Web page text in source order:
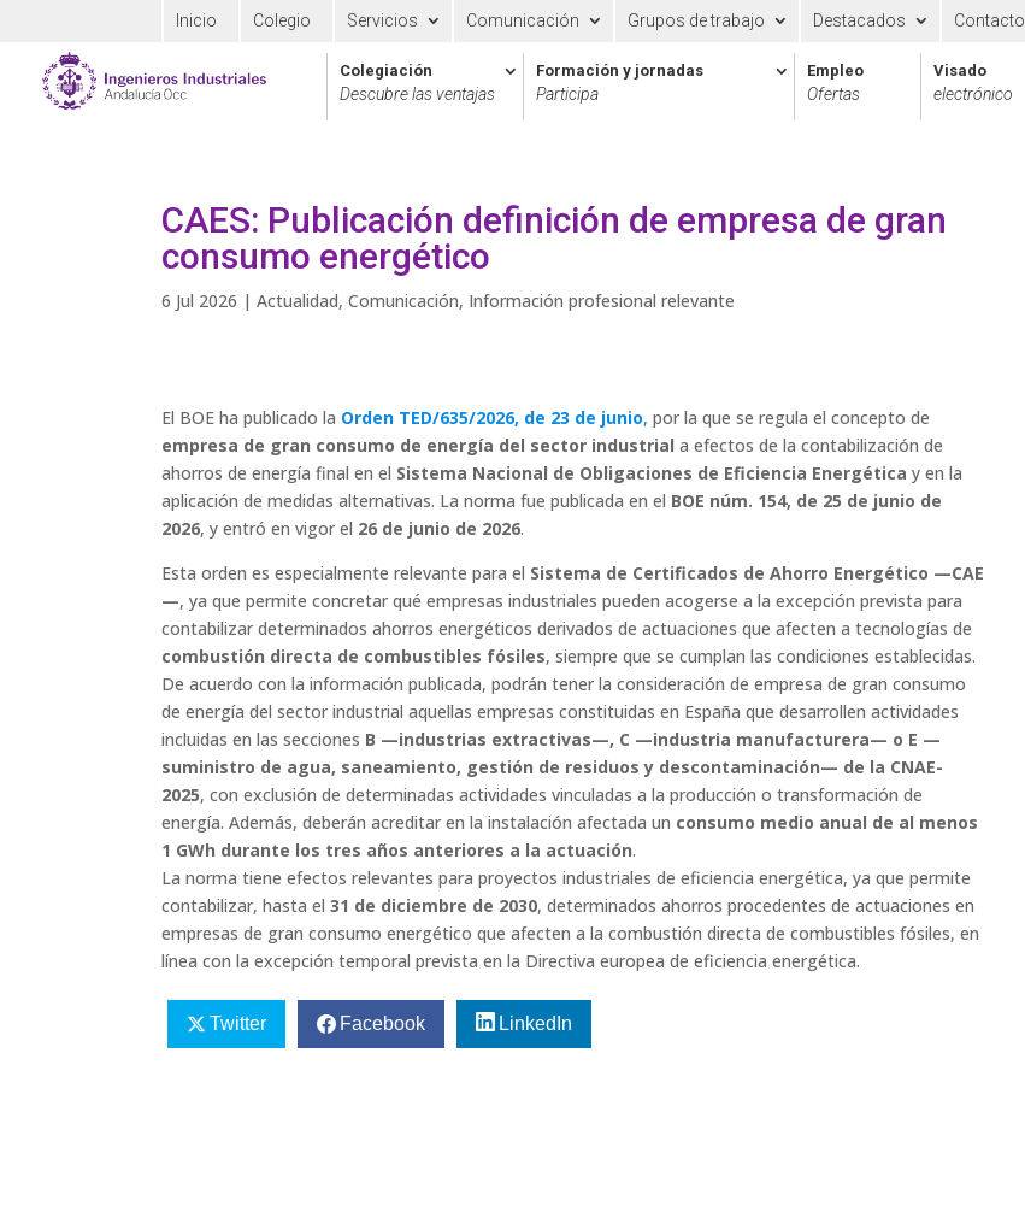
Inicio Colegio Servicios Comunicación Grupos de trabajo Destacados Contacto
Colegiación
Descubre las ventajas
Formación y jornadas
Participa
Empleo
Ofertas
Visado
electrónico
CAES: Publicación definición de empresa de gran
consumo energético
6 Jul 2026 |Actualidad,Comunicación, Información profesional relevante
El BOE ha publicado la Orden TED/635/2026, de 23 de junio, por la que se regula el concepto de
empresa de gran consumo de energía del sector industrial a efectos de la contabilización de
ahorros de energía final en el Sistema Nacional de Obligaciones de Eficiencia Energética y en la
aplicación de medidas alternativas. La norma fue publicada en el BOE núm. 154, de 25 de junio de
2026, y entró en vigor el 26 de junio de 2026.
Esta orden es especialmente relevante para el Sistema de Certificados de Ahorro Energético —CAE
—, ya que permite concretar qué empresas industriales pueden acogerse a la excepción prevista para
contabilizar determinados ahorros energéticos derivados de actuaciones que afecten a tecnologías de
combustión directa de combustibles fósiles, siempre que se cumplan las condiciones establecidas.
De acuerdo con la información publicada, podrán tener la consideración de empresa de gran consumo
de energía del sector industrial aquellas empresas constituidas en España que desarrollen actividades
incluidas en las secciones B —industrias extractivas—, C —industria manufacturera— o E —
suministro de agua, saneamiento, gestión de residuos y descontaminación— de la CNAE-
2025, con exclusión de determinadas actividades vinculadas a la producción o transformación de
energía. Además, deberán acreditar en la instalación afectada un consumo medio anual de al menos
1 GWh durante los tres años anteriores a la actuación.
La norma tiene efectos relevantes para proyectos industriales de eficiencia energética, ya que permite
contabilizar, hasta el31 de diciembre de 2030, determinados ahorros procedentes de actuaciones en
empresas de gran consumo energético que afecten a la combustión directa de combustibles fósiles, en
línea con la excepción temporal prevista en la Directiva europea de eficiencia energética.
Twitter Facebook LinkedIn